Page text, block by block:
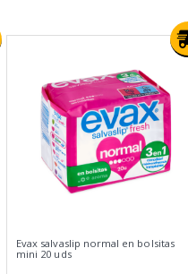
Evax salvaslip normal en bolsitas
mini 20 uds